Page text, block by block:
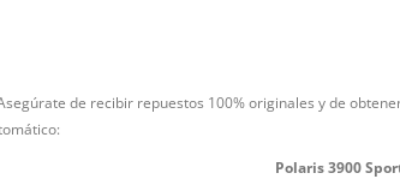
de recibir repuestos 100% originales y de
Polaris 3900